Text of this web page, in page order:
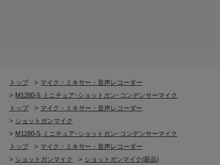
トップ > マイク・ミキサー・音声レコーダー
> M1280-S ミニチュア･ショットガン･コンデンサーマイク
トップ
> マイク・ミキサー・音声レコーダー
> ショットガンマイク
> M1280-S ミニチュア･ショットガン･コンデンサーマイク
トップ
> マイク・ミキサー・音声レコーダー
> ショットガンマイク > ショットガンマイク(新品)